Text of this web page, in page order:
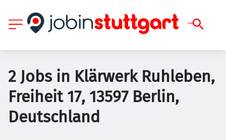
2 Jobs in Klärwerk Ruhleben,
Freiheit 17, 13597 Berlin,
Deutschland